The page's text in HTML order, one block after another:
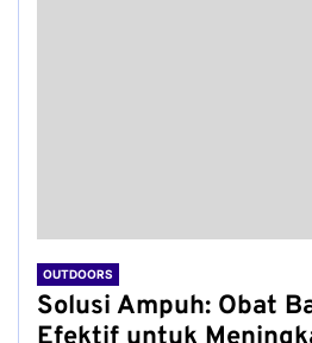
OUTDOORS
Solusi Ampuh: Obat